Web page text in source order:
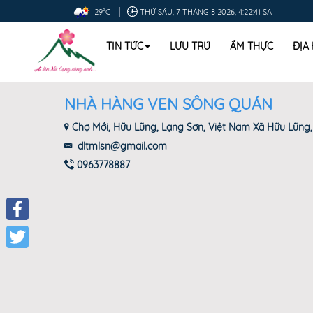
29°C THỨ SÁU, 7 THÁNG 8 2026, 4:22:42 SA
TIN TỨC LƯU TRÚ ẨM THỰC ĐỊA
Facebook
NHÀ HÀNG VEN SÔNG QUÁN
Chợ Mới, Hữu Lũng, Lạng Sơn, Việt Nam Xã Hữu Lũng,
dltmlsn@gmail.com
0963778887